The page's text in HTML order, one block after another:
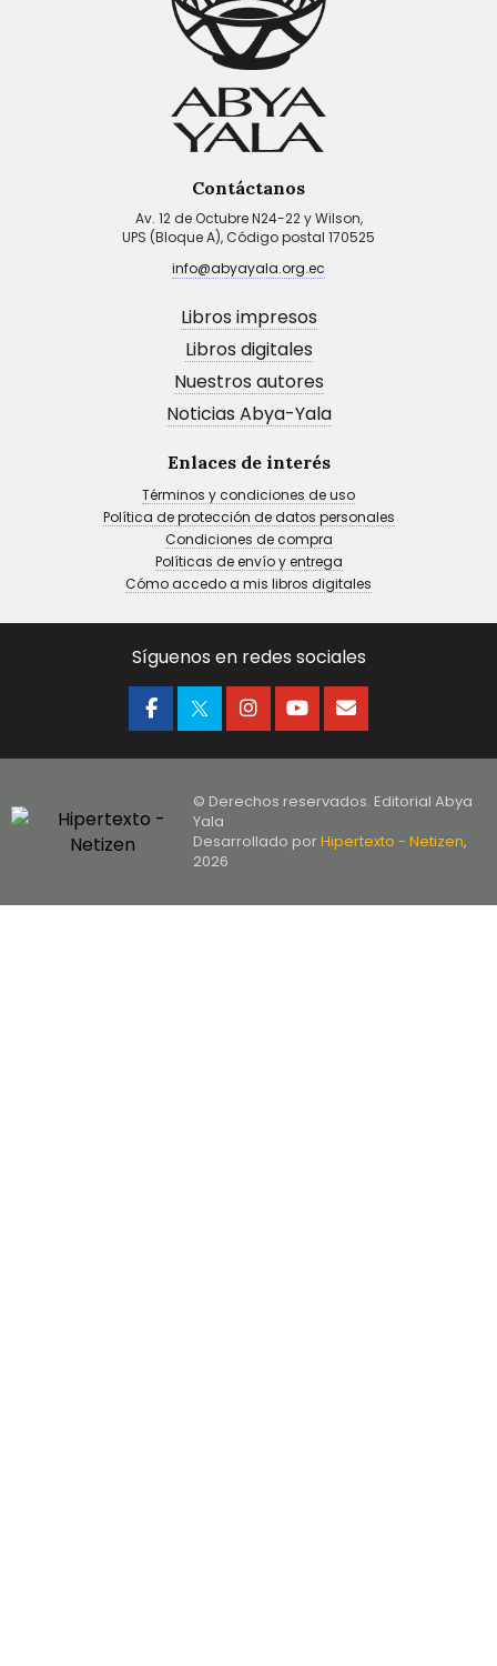
Contáctanos
Av. 12 de Octubre N24-22 y Wilson,
UPS (Bloque A), Código postal 170525
info@abyayala.org.ec
Libros impresos
Libros digitales
Nuestros autores
Noticias Abya-Yala
Enlaces de interés
Términos y condiciones de uso
Política de protección de datos personales
Condiciones de compra
Políticas de envío y entrega
Cómo accedo a mis libros digitales
Síguenos en redes sociales
© Derechos reservados. Editorial Abya
Yala
Desarrollado porHipertexto - Netizen,
2026